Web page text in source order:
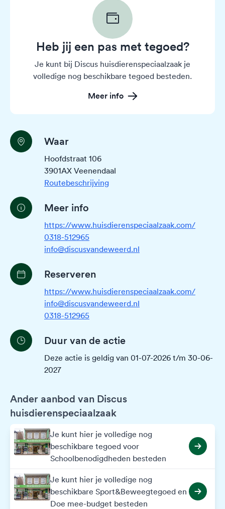
Heb jij een pas met tegoed?
Je kunt bij Discus huisdierenspeciaalzaak je
volledige nog beschikbare tegoed besteden.
Meer info
Waar
Hoofdstraat 106
3901AX Veenendaal
Routebeschrijving
Meer info
https://www.huisdierenspeciaalzaak.com/
0318-512965
info@discusvandeweerd.nl
Reserveren
https://www.huisdierenspeciaalzaak.com/
info@discusvandeweerd.nl
0318-512965
Duur van de actie
Deze actie is geldig van 01-07-2026 t/m 30-06-
2027
Ander aanbod van Discus
huisdierenspeciaalzaak
Je kunt hier je volledige nog
beschikbare tegoed voor
Schoolbenodigdheden besteden
Je kunt hier je volledige nog
beschikbare Sport&Beweegtegoed en
Doe mee-budget besteden